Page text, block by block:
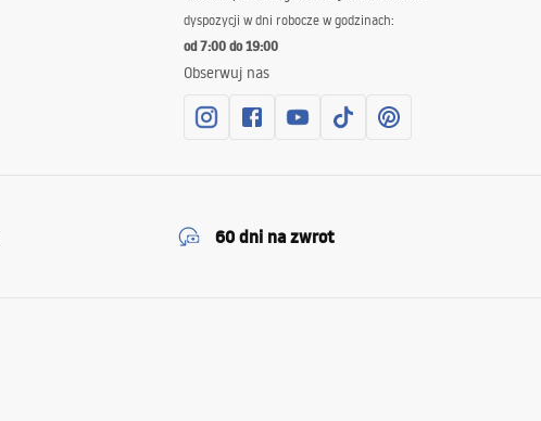
dyspozycji w dni robocze w godzinach:
od 7:00 do 19:00
Obserwuj nas
60 dni na zwrot